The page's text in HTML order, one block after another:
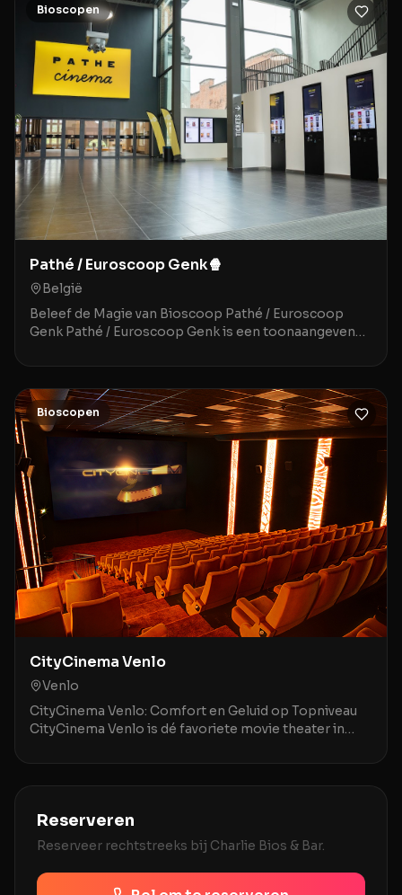
Bioscopen
Pathé / Euroscoop Genk🍿
België
Beleef de Magie van Bioscoop Pathé / Euroscoop
Genk Pathé / Euroscoop Genk is een toonaangevende
Bioscopen
CityCinema Venlo
Venlo
CityCinema Venlo: Comfort en Geluid op Topniveau
CityCinema Venlo is dé favoriete movie theater in
v
Reserveren
Reserveer rechtstreeks bij Charlie Bios & Bar.